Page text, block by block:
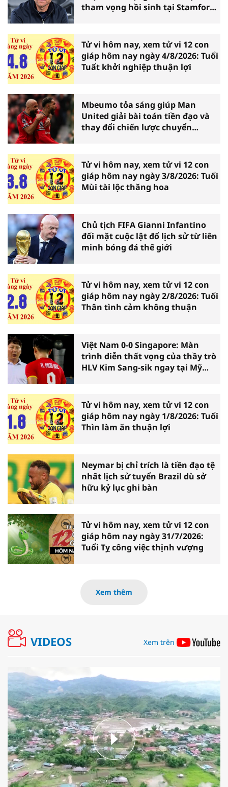
tham vọng hồi sinh tại Stamford
Tử vi hôm nay, xem tử vi 12 con
giáp hôm nay ngày 4/8/2026: Tuổi
Tuất khởi nghiệp thuận lợi
Mbeumo tỏa sáng giúp Man
United giải bài toán tiền đạo và
thay đổi chiến lược chuyển
Tử vi hôm nay, xem tử vi 12 con
giáp hôm nay ngày 3/8/2026: Tuổi
Mùi tài lộc thăng hoa
Chủ tịch FIFA Gianni Infantino
đối mặt cuộc lật đổ lịch sử từ liên
minh bóng đá thế giới
Tử vi hôm nay, xem tử vi 12 con
giáp hôm nay ngày 2/8/2026: Tuổi
Thân tình cảm không thuận
Việt Nam 0-0 Singapore: Màn
trình diễn thất vọng của thầy trò
HLV Kim Sang-sik ngay tại Mỹ
Tử vi hôm nay, xem tử vi 12 con
giáp hôm nay ngày 1/8/2026: Tuổi
Thìn làm ăn thuận lợi
Neymar bị chỉ trích là tiền đạo tệ
nhất lịch sử tuyển Brazil dù sở
hữu kỷ lục ghi bàn
Tử vi hôm nay, xem tử vi 12 con
giáp hôm nay ngày 31/7/2026:
Tuổi Tỵ công việc thịnh vượng
Xem thêm
VIDEOS Xem trên